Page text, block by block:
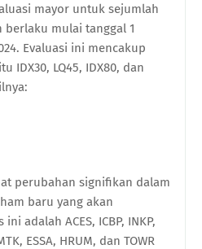
mayor untuk sejumlah
berlaku mulai tanggal 1
Evaluasi ini mencakup
IDX30, LQ45, IDX80, dan
perubahan signifikan dalam
baru yang akan
adalah ACES, ICBP, INKP,
ESSA, HRUM, dan TOWR